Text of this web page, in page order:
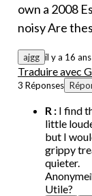
own a 2008
noisy Are
ajgg il y a 16 ans
Traduire avec
3 Réponses
R : I find
little
but I
grippy
quieter.
Anonyme
Utile?